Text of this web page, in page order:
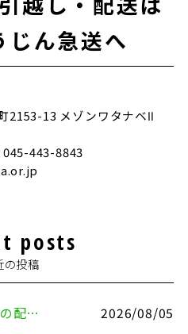
じん急送へ
2153-13 メゾンワタナベⅡ
045-443-8843
posts
の投稿
2026年8月5日撮影用資材の配送（鎌倉市⇒港区）
2026/08/05